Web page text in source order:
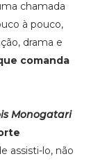
chamada
à pouco,
drama e
comanda
Monogatari
assisti-lo, não